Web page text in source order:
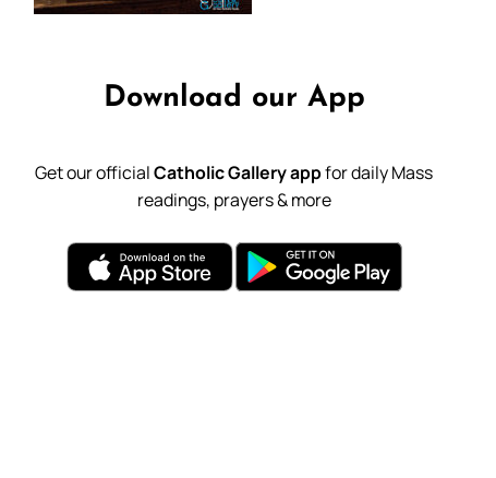
Download our App
Get our officialCatholic Gallery appfor daily Mass
readings, prayers & more